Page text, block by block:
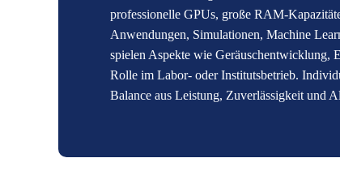
professionelle GPUs, große RAM-
Anwendungen, Simulationen, Machine
spielen Aspekte wie Geräuschentwicklung,
Rolle im Labor- oder Institutsbetrieb.
Balance aus Leistung, Zuverlässigkeit und